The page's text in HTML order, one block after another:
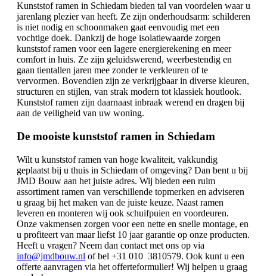
Kunststof ramen in Schiedam bieden tal van voordelen waar u
jarenlang plezier van heeft. Ze zijn onderhoudsarm: schilderen
is niet nodig en schoonmaken gaat eenvoudig met een
vochtige doek. Dankzij de hoge isolatiewaarde zorgen
kunststof ramen voor een lagere energierekening en meer
comfort in huis. Ze zijn geluidswerend, weerbestendig en
gaan tientallen jaren mee zonder te verkleuren of te
vervormen. Bovendien zijn ze verkrijgbaar in diverse kleuren,
structuren en stijlen, van strak modern tot klassiek houtlook.
Kunststof ramen zijn daarnaast inbraak werend en dragen bij
aan de veiligheid van uw woning.
De mooiste kunststof ramen in Schiedam
Wilt u kunststof ramen van hoge kwaliteit, vakkundig
geplaatst bij u thuis in Schiedam of omgeving? Dan bent u bij
JMD Bouw aan het juiste adres. Wij bieden een ruim
assortiment ramen van verschillende topmerken en adviseren
u graag bij het maken van de juiste keuze. Naast ramen
leveren en monteren wij ook schuifpuien en voordeuren.
Onze vakmensen zorgen voor een nette en snelle montage, en
u profiteert van maar liefst 10 jaar garantie op onze producten.
Heeft u vragen? Neem dan contact met ons op via
info@jmdbouw.nl of bel +31 010 3810579. Ook kunt u een
offerte aanvragen via het offerteformulier! Wij helpen u graag